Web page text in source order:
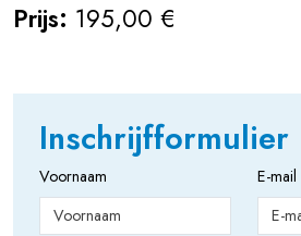
Prijs: 195,00 €
Inschrijfformulier
Voornaam E-mail